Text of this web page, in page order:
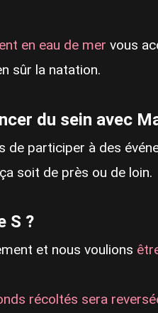
en eau de mer vous
sûr la natation.
du sein avec
de participer à des
soit de près ou de loin.
S ?
et nous voulions
récoltés sera